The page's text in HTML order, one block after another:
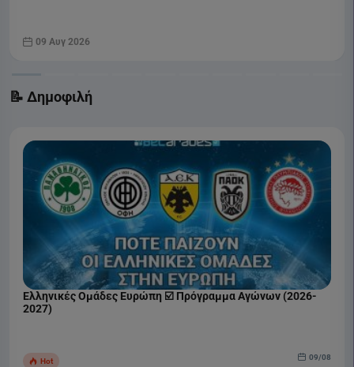
09 Αυγ 2026
📝 Δημοφιλή
Ελληνικές Ομάδες Ευρώπη ☑️ Πρόγραμμα Αγώνων (2026-
2027)
Hot 09/08